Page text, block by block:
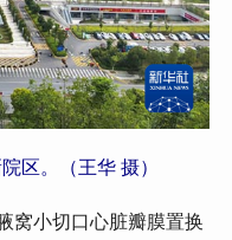
区。（王华 摄）
小切口心脏瓣膜置换